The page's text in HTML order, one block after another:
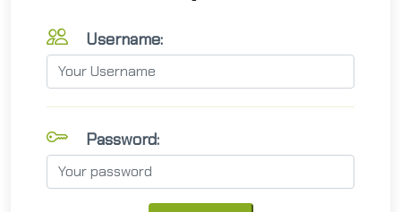
Username:
Password: